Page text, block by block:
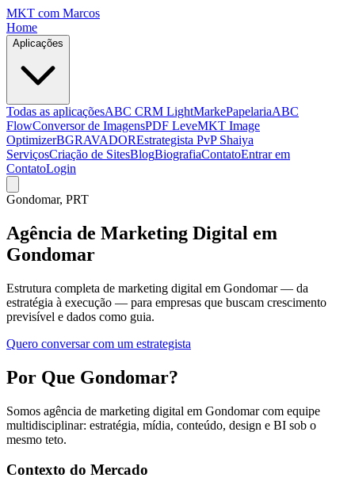
MKT com Marcos
Home
Aplicações
Todas as aplicaçõesABC CRM LightMarkePapelariaABC
FlowConversor de ImagensPDF LeveMKT Image
OptimizerBGRAVADOREstrategista PvP Shaiya
ServiçosCriação de SitesBlogBiografiaContatoEntrar em
ContatoLogin
Gondomar, PRT
Agência de Marketing Digital em
Gondomar
Estrutura completa de marketing digital em Gondomar — da
estratégia à execução — para empresas que buscam crescimento
previsível e dados como guia.
Quero conversar com um estrategista
Por Que Gondomar?
Somos agência de marketing digital em Gondomar com equipe
multidisciplinar: estratégia, mídia, conteúdo, design e BI sob o
mesmo teto.
Contexto do Mercado